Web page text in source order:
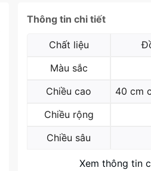
Thông tin chi tiết
Chất liệu
Màu sắc
Chiều cao
40 cm
Chiều rộng
Chiều sâu
Xem thông tin